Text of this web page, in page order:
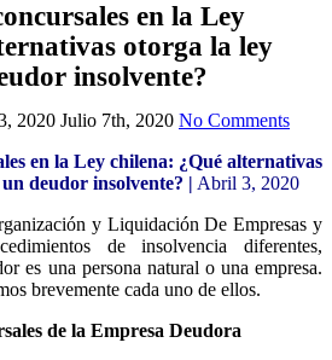
en la Ley
otorga la ley
insolvente?
2020 Julio 7th, 2020 No Comments
en la Ley chilena: ¿Qué alternativas
deudor insolvente? | Abril 3, 2020
y Liquidación De Empresas y
de insolvencia diferentes,
es una persona natural o una empresa.
brevemente cada uno de ellos.
de la Empresa Deudora